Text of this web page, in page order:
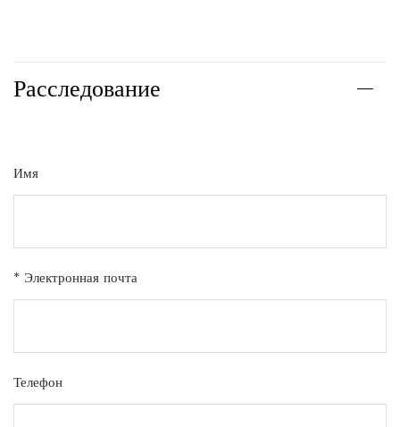
Расследование
Имя
* Электронная почта
Телефон